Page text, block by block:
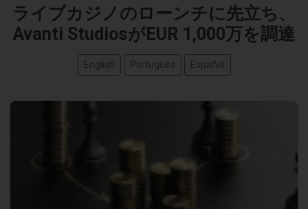
ライブカジノのローンチに先立ち、
Avanti StudiosがEUR 1,000万を調達
English Português Español